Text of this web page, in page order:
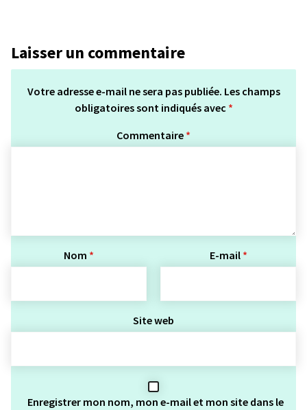
Laisser un commentaire
Votre adresse e-mail ne sera pas publiée. Les champs
obligatoires sont indiqués avec *
Commentaire *
Nom * E-mail *
Site web
Enregistrer mon nom, mon e-mail et mon site dans le